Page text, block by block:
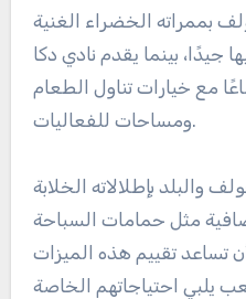
بممراته الخضراء الغنية
جيدًا، بينما يقدم نادي دكا
مع خيارات تناول الطعام
ومساحات للفعاليات.
والبلد بإطلالاته الخلابة
مثل حمامات السباحة
تساعد تقييم هذه الميزات